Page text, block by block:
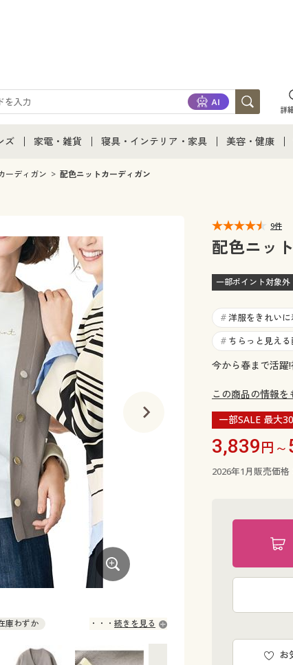
詳
て
着
ズ
ズ通販すべて
ズ下着
家電・雑貨
家電・雑貨すべて
キッチン・雑貨・日用品
寝具・インテリア・家具
寝具・インテリア・家具通販すべて
寝具・ベッド
カーテン・ラグ・ファブリック
美容・健康
ーディガン 配色ニットカーディガン
庫わずか 続きを見る
9件
配色ニッ
一部ポイント対象外
# 洋服をきれい
# ちらっと見え
今から春まで活躍
この商品の情報を
一部SALE 最大
3,839円～
2026年1月販売価格
お